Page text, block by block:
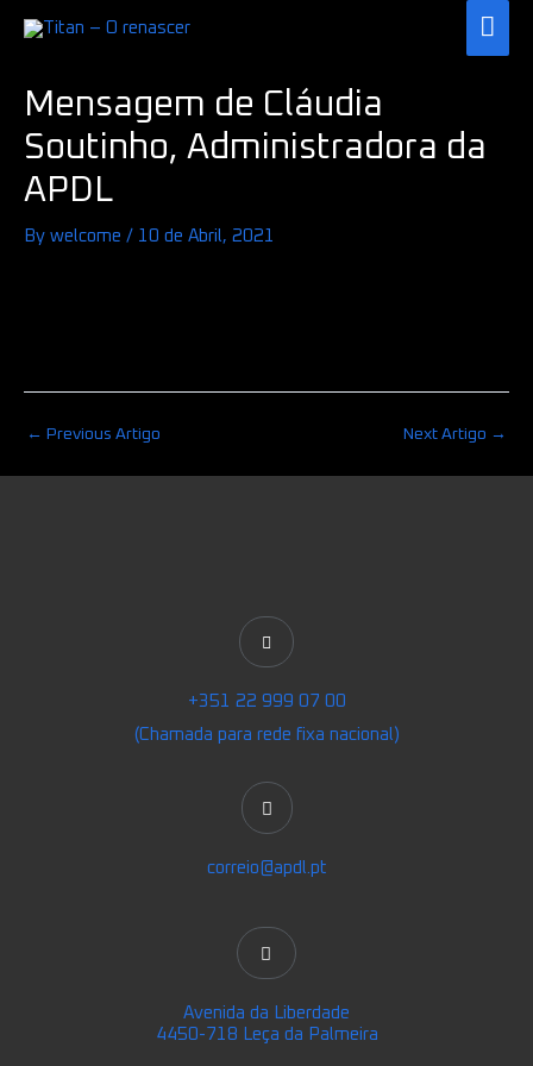
Mensagem de Cláudia
Soutinho, Administradora da
APDL
By welcome / 10 de Abril, 2021
navigation
← Previous Artigo Next Artigo →
+351 22 999 07 00
(Chamada para rede fixa nacional)
correio@apdl.pt
Avenida da Liberdade
4450-718 Leça da Palmeira